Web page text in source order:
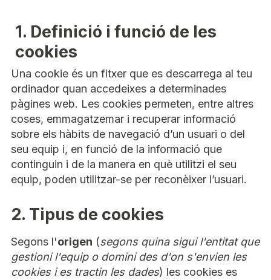
1. Definició i funció de les
cookies
Una cookie és un fitxer que es descarrega al teu
ordinador quan accedeixes a determinades
pàgines web. Les cookies permeten, entre altres
coses, emmagatzemar i recuperar informació
sobre els hàbits de navegació d’un usuari o del
seu equip i, en funció de la informació que
continguin i de la manera en què utilitzi el seu
equip, poden utilitzar-se per reconèixer l’usuari.
2. Tipus de cookies
Segons l'origen (segons quina sigui l'entitat que
gestioni l'equip o domini des d'on s'envien les
cookies i es tractin les dades) les cookies es